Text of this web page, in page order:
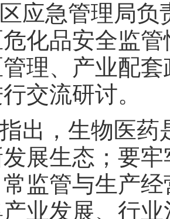
应急管理局
化品安全监
理、产业配
交流研讨。
出，生物医药
展生态；要
监管与生产
业发展、行